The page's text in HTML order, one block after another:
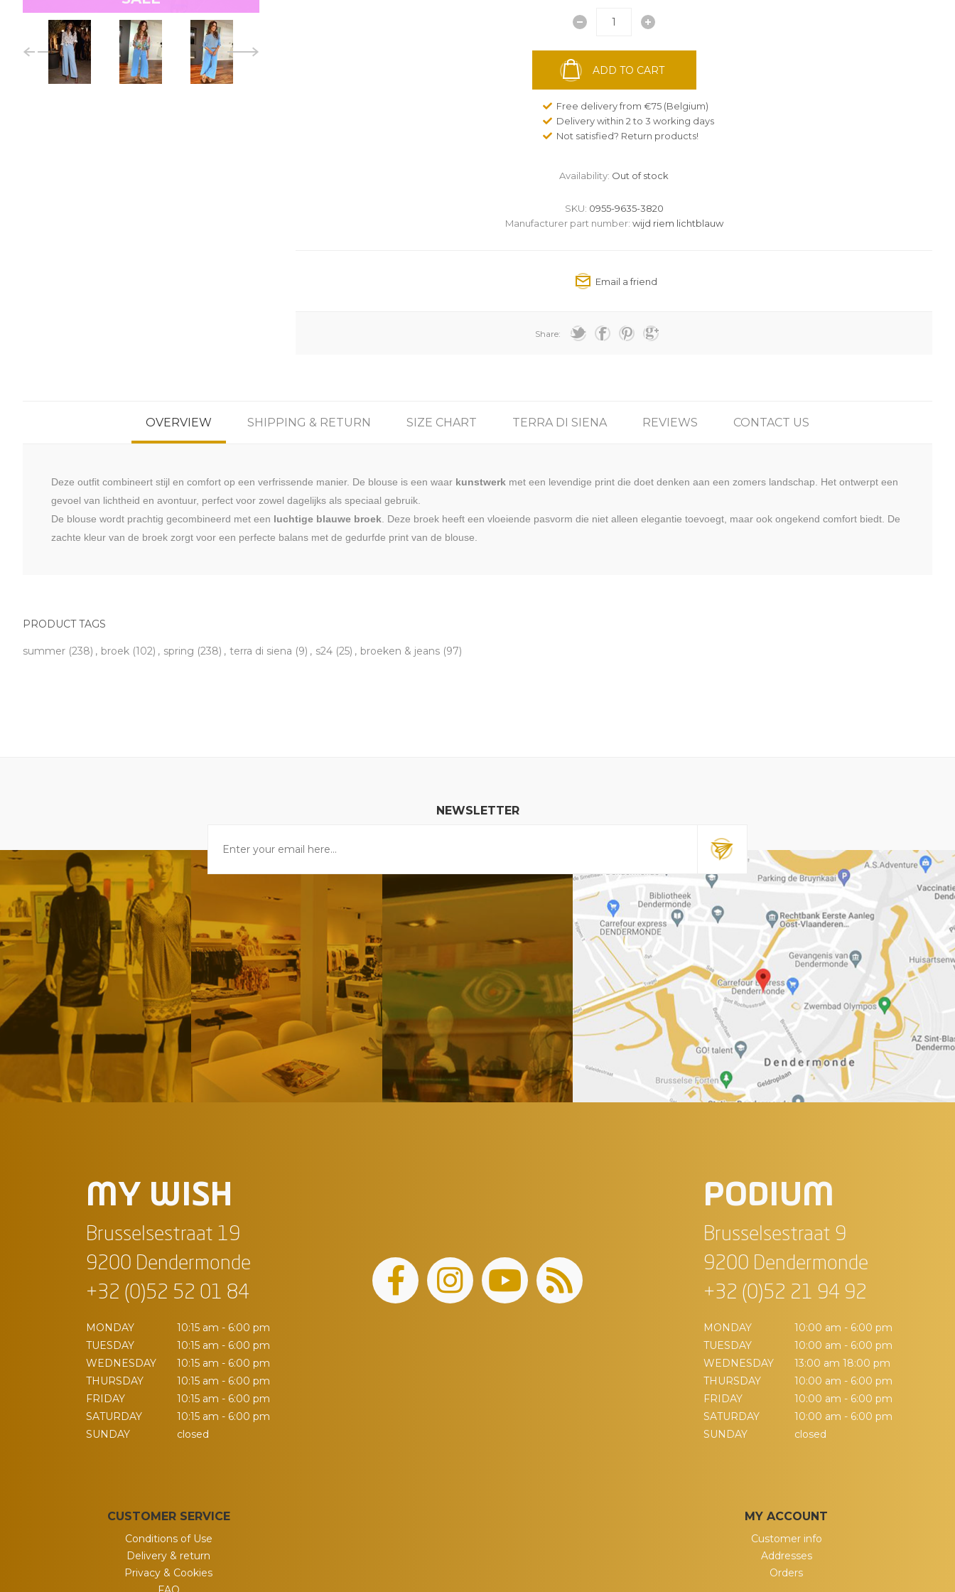
ADD TO CART
Free delivery from €75 (Belgium)
Delivery within 2 to 3 working days
Not satisfied? Return products!
Availability: Out of stock
SKU: 0955-9635-3820
Manufacturer part number: wijd riem lichtblauw
Share:
OVERVIEW SHIPPING & RETURN SIZE CHART TERRA DI SIENA REVIEWS CONTACT US
Deze outfit combineert stijl en comfort op een verfrissende manier. De blouse is een waar kunstwerk met een levendige print die doet denken aan een zomers landschap. Het ontwerpt een
gevoel van lichtheid en avontuur, perfect voor zowel dagelijks als speciaal gebruik.
De blouse wordt prachtig gecombineerd met een luchtige blauwe broek. Deze broek heeft een vloeiende pasvorm die niet alleen elegantie toevoegt, maar ook ongekend comfort biedt. De
zachte kleur van de broek zorgt voor een perfecte balans met de gedurfde print van de blouse.
PRODUCT TAGS
summer (238) , broek (102) , spring (238) , terra di siena (9) , s24 (25) , broeken & jeans (97)
NEWSLETTER
MY WISH
Brusselsestraat 19
9200 Dendermonde
+32 (0)52 52 01 84
MONDAY
10:15 am - 6:00 pm
TUESDAY
10:15 am - 6:00 pm
WEDNESDAY
10:15 am - 6:00 pm
THURSDAY
10:15 am - 6:00 pm
FRIDAY
10:15 am - 6:00 pm
SATURDAY
10:15 am - 6:00 pm
SUNDAY
closed
PODIUM
Brusselsestraat 9
9200 Dendermonde
+32 (0)52 21 94 92
MONDAY
10:00 am - 6:00 pm
TUESDAY
10:00 am - 6:00 pm
WEDNESDAY
13:00 am 18:00 pm
THURSDAY
10:00 am - 6:00 pm
FRIDAY
10:00 am - 6:00 pm
SATURDAY
10:00 am - 6:00 pm
SUNDAY
closed
CUSTOMER SERVICE
Conditions of Use
Delivery & return
Privacy & Cookies
MY ACCOUNT
Customer info
Addresses
Orders